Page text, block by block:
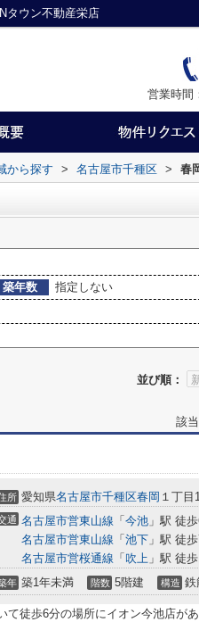
タウン不動産栄店
営業時間
から探す > 名古屋市千種区 > 春
築年数
指定しない
並び順：
該
所 愛知県名古屋市千種区春岡 １丁目
通 名古屋市営東山線 「 今池 」駅 徒
名古屋市営東山線 「 池下 」駅 徒
名古屋市営桜通線 「 吹上 」駅 徒
年 築1年未満 階数 5階建 構造 鉄
て徒歩6分の場所にイオン今池店が